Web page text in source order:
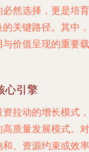
然选择，更是培育
关键路径。其中，
价值呈现的重要载
心引擎
拉动的增长模式，
质量发展模式。对
、资源约束或效率